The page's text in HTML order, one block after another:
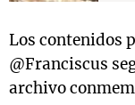
Los contenidos
@Franciscus
archivo